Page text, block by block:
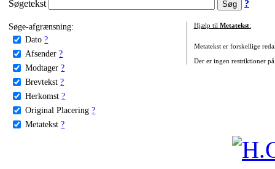
Søgetekst ?
Søge-afgrænsning:
Dato ?
Afsender ?
Modtager ?
Brevtekst ?
Herkomst ?
Original Placering ?
Metatekst ?
Hjælp til Metatekst:
Metatekst er forskellige
Der er ingen restriktioner